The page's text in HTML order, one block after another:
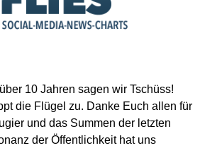
10 Jahren sagen wir Tschüss!
die Flügel zu. Danke Euch allen für
und das Summen der letzten
der Öffentlichkeit hat uns